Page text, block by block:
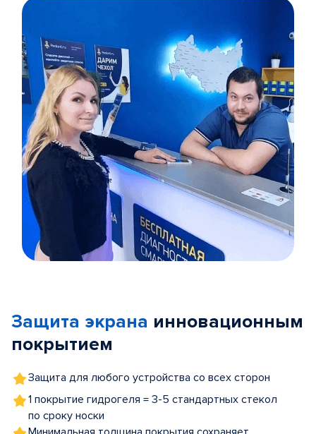
5
Защита экрана инновационным
покрытием
Защита для любого устройства со всех сторон
1 покрытие гидрогеля = 3-5 стандартных стекол
по сроку носки